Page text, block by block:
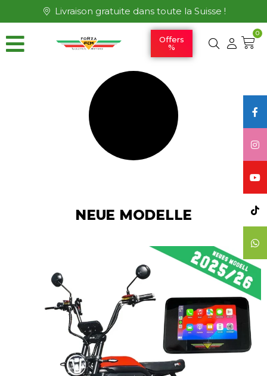
Livraison gratuite dans toute la Suisse !
Offers
%
0
NEUE MODELLE